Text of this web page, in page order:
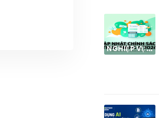
NGHIỆP VỤ KẾ TOÁN & THUẾ